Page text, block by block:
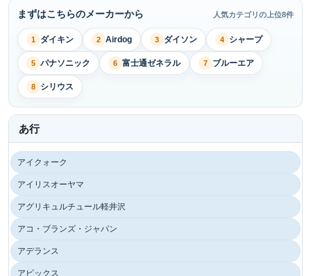
まずはこちらのメーカーから 人気カテゴリの上位8件
1 ダイキン 2 Airdog 3 ダイソン 4 シャープ
5 パナソニック 6 富士通ゼネラル 7 ブルーエア
8 シリウス
あ行
アイクォーク
アイリスオーヤマ
アグリキュルチュール軽井沢
アコ・ブランズ・ジャパン
アデランス
アピックス